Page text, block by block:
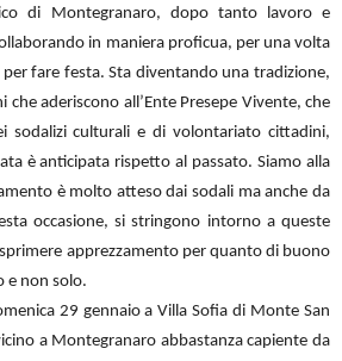
di Montegranaro, dopo tanto lavoro e
in maniera proficua, per una volta
fare festa. Sta diventando una tradizione,
che aderiscono all’Ente Presepe Vivente, che
sodalizi culturali e di volontariato cittadini,
è anticipata rispetto al passato. Siamo alla
è molto atteso dai sodali ma anche da
occasione, si stringono intorno a queste
apprezzamento per quanto di buono
e non solo.
29 gennaio a Villa Sofia di Monte San
a Montegranaro abbastanza capiente da